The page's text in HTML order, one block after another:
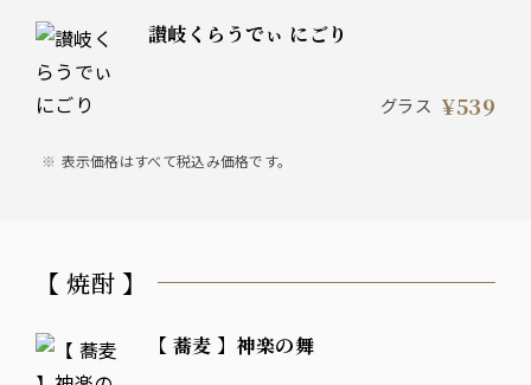
讃岐くらうでぃ にごり
グラス ¥539
表示価格はすべて税込み価格です。
【 焼酎 】
【 蕎麦 】神楽の舞